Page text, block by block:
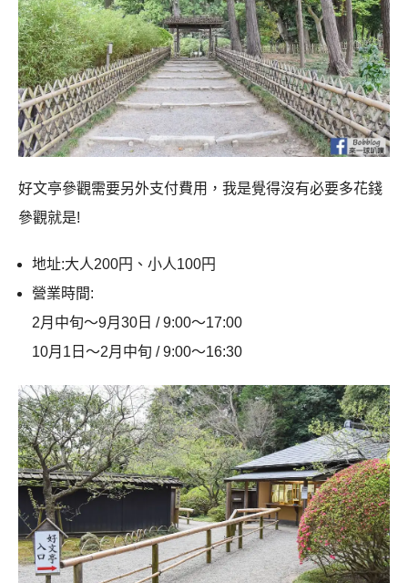
好文亭參觀需要另外支付費用，我是覺得沒有必要多花錢
參觀就是!
地址:大人200円、小人100円
營業時間:
2月中旬～9月30日 / 9:00～17:00
10月1日～2月中旬 / 9:00～16:30